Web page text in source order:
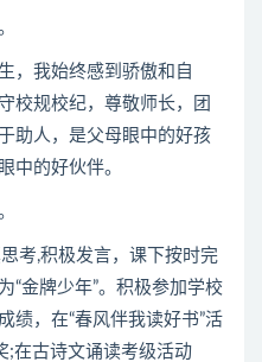
我始终感到骄傲和自
校规校纪，尊敬师长，团
助人，是父母眼中的好孩
中的好伙伴。
,积极发言，课下按时完
“金牌少年”。积极参加学校
绩，在“春风伴我读好书”活
;在古诗文诵读考级活动